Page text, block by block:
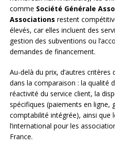
comme Société Générale
Associations restent
élevés, car elles incluent des
gestion des subventions ou
demandes de financement.
Au-delà du prix, d’autres
dans la comparaison : la qualité
réactivité du service client, la
spécifiques (paiements en ligne,
comptabilité intégrée), ainsi que
l’international pour les
France.